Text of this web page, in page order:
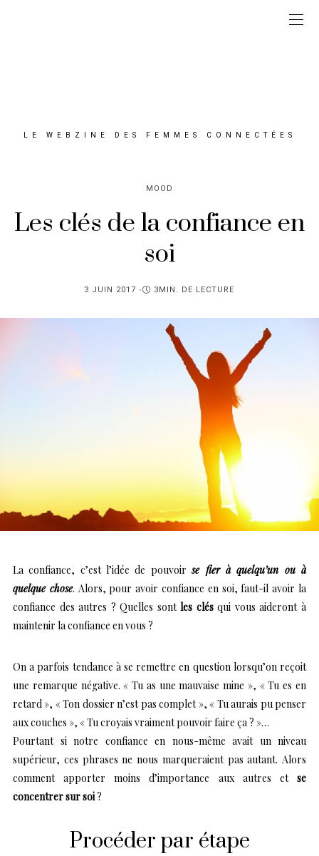
LE WEBZINE DES FEMMES CONNECTÉES
MOOD
Les clés de la confiance en
soi
PUBLIÉ
3 JUIN 2017 3MIN. DE LECTURE
La confiance, c’est l’idée de pouvoirse fier à quelqu’un ou à
quelque chose. Alors, pour avoir confiance en soi, faut-il avoir la
confiance des autres ? Quelles sontles clésqui vous aideront à
maintenir la confiance en vous ?
On a parfois tendance à se remettre en question lorsqu’on reçoit
une remarque négative. « Tu as une mauvaise mine », « Tu es en
retard », « Ton dossier n’est pas complet », « Tu aurais pu penser
aux couches », « Tu croyais vraiment pouvoir faire ça ? »…
Pourtant si notre confiance en nous-même avait un niveau
supérieur, ces phrases ne nous marqueraient pas autant. Alors
comment apporter moins d’importance aux autres etse
concentrer sur soi?
Procéder par étape